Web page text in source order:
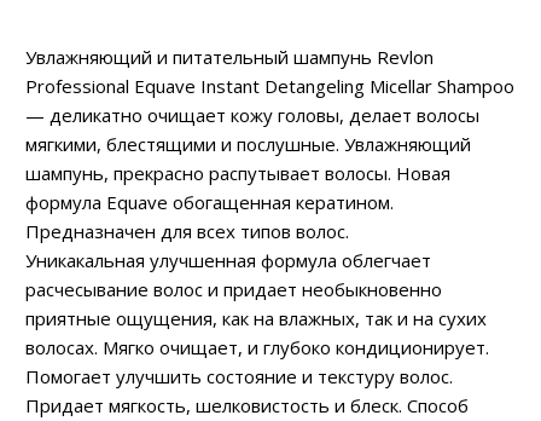
Увлажняющий и питательный шампунь Revlon
Professional Equave Instant Detangeling Micellar Shampoo
— деликатно очищает кожу головы, делает волосы
мягкими, блестящими и послушные. Увлажняющий
шампунь, прекрасно распутывает волосы. Новая
формула Equave обогащенная кератином.
Предназначен для всех типов волос.
Уникакальная улучшенная формула облегчает
расчесывание волос и придает необыкновенно
приятные ощущения, как на влажных, так и на сухих
волосах. Мягко очищает, и глубоко кондиционирует.
Помогает улучшить состояние и текстуру волос.
Придает мягкость, шелковистость и блеск. Способ